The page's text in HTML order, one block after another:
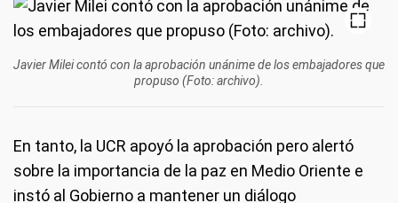
Javier Milei contó con la aprobación unánime de los embajadores que
propuso (Foto: archivo).
En tanto, la UCR apoyó la aprobación pero alertó
sobre la importancia de la paz en Medio Oriente e
instó al Gobierno a mantener un diálogo